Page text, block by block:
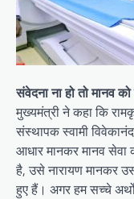
संवेदना ना हो तो मानव
मुख्यमंत्री ने कहा कि
संस्थापक स्वामी
आधार मानकर मानव सेवा
है, उसे नारायण मानकर
हुए हैं। अगर हम सच्चे